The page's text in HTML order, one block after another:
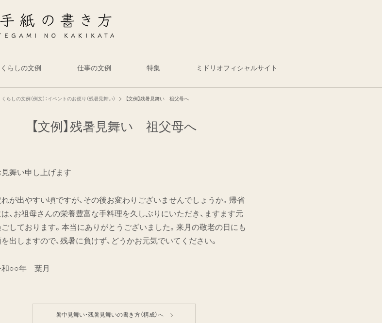
くらしの文例 仕事の文例 特集 ミドリオフィシャルサイト
くらしの文例（例文）：イベントのお便り（残暑見舞い） 【文例】残暑見舞い 祖父母へ
【文例】残暑見舞い 祖父母へ
舞い申し上げます
が出やすい頃ですが、その後お変わりございませんでしょうか。帰省
、お祖母さんの栄養豊富な手料理を久しぶりにいただき、ますます元
しております。本当にありがとうございました。来月の敬老の日にも
出しますので、残暑に負けず、どうかお元気でいてください。
○○年 葉月
暑中見舞い・残暑見舞いの書き方（構成）へ